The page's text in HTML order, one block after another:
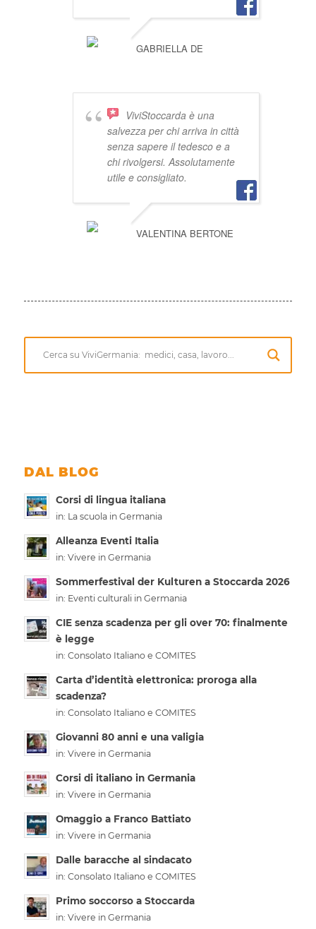
GABRIELLA DE
ViviStoccarda è una
salvezza per chi arriva in città
senza sapere il tedesco e a
chi rivolgersi. Assolutamente
utile e consigliato.
VALENTINA BERTONE
DAL BLOG
Corsi di lingua italiana
in: La scuola in Germania
Alleanza Eventi Italia
in: Vivere in Germania
Sommerfestival der Kulturen a Stoccarda 2026
in: Eventi culturali in Germania
CIE senza scadenza per gli over 70: finalmente
è legge
in: Consolato Italiano e COMITES
Carta d’identità elettronica: proroga alla
scadenza?
in: Consolato Italiano e COMITES
Giovanni 80 anni e una valigia
in: Vivere in Germania
Corsi di italiano in Germania
in: Vivere in Germania
Omaggio a Franco Battiato
in: Vivere in Germania
Dalle baracche al sindacato
in: Consolato Italiano e COMITES
Primo soccorso a Stoccarda
in: Vivere in Germania